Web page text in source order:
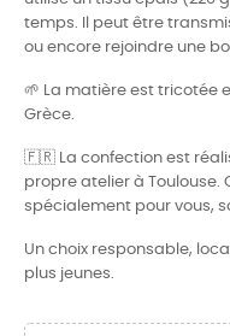
temps. Il peut être
ou encore rejoindre une
🌱 La matière est tricotée
Grèce.
🇫🇷 La confection est
propre atelier à
spécialement pour vous,
Un choix responsable,
plus jeunes.